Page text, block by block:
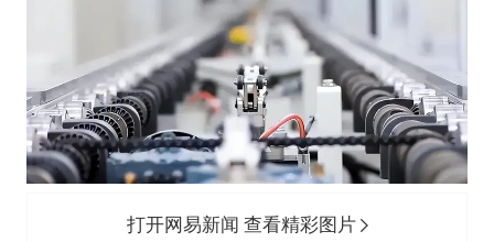
打开网易新闻 查看精彩图片